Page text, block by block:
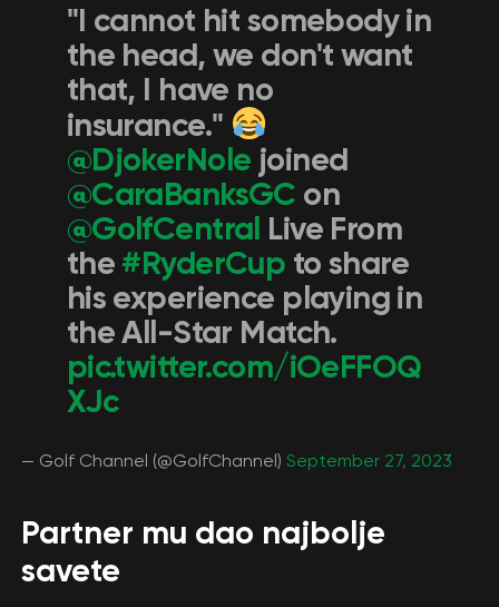
"I cannot hit somebody in
the head, we don't want
that, I have no
insurance."
@DjokerNole joined
@CaraBanksGC on
@GolfCentral Live From
the#RyderCup to share
his experience playing in
the All-Star Match.
pic.twitter.com/iOeFFOQ
XJc
— Golf Channel (@GolfChannel) September 27, 2023
Partner mu dao najbolje
savete